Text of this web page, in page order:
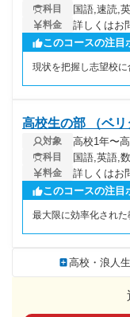
科目 国語,速読,
料金
詳しくはお
このコースの注目
現状を把握し志望校
高校生の部 （ベリ
対象 高校1年〜
科目 国語,英語,
料金
詳しくはお
このコースの注目
最大限に効率化された
高校・浪人